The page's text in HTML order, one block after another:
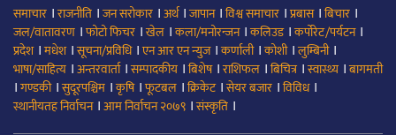
समाचार ।राजनीति ।जन सरोकार ।अर्थ।जापान।विश्व समाचार ।प्रबास।बिचार ।
जल/वातावरण ।फोटो फिचर ।खेल ।कला/मनोरन्जन।कलिउड।कर्पोरेट/पर्यटन।
प्रदेश।मधेश।सूचना/प्रविधि।एन आर एन न्युज।कर्णाली।कोशी।लुम्बिनी।
भाषा/साहित्य ।अन्तरवार्ता।सम्पादकीय ।बिशेष।राशिफल ।बिचित्र।स्वास्थ्य ।बागमती
।गण्डकी।सुदूरपश्चिम ।कृषि।फूटबल ।क्रिकेट।सेयर बजार ।विविध।
स्थानीयतह निर्वाचन।आम निर्वाचन २०७९ ।संस्कृति ।